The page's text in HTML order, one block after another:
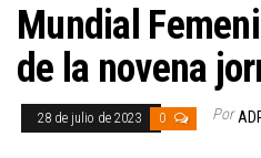
Mundial
de la novena
28 de julio de 2023 0 Por